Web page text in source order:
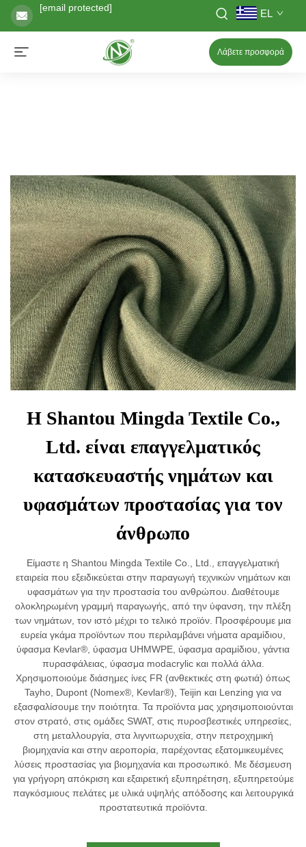
[email protected] EL
Λάβετε προσφορά
Η Shantou Mingda Textile Co.,
Ltd. είναι επαγγελματικός
κατασκευαστής νημάτων και
υφασμάτων προστασίας για τον
άνθρωπο
Είμαστε η Shantou Mingda Textile Co., Ltd., επαγγελματική
εταιρεία που εξειδικεύεται στην παραγωγή τεχνικών νημάτων και
υφασμάτων για την προστασία του ανθρώπου. Διαθέτουμε
ολοκληρωμένη γραμμή παραγωγής, από την ύφανση, την πλέξη
των νημάτων, τον ιστό μέχρι το τελικό προϊόν. Προσφέρουμε μια
ευρεία γκάμα προϊόντων που περιλαμβάνει νήματα αραμίδιου,
ύφασμα Kevlar®, ύφασμα UHMWPE, ύφασμα αραμίδιου, γάντια
πυρασφάλειας, ύφασμα modacrylic και πολλά άλλα.
Χρησιμοποιούμε διάσημες ίνες FR (ανθεκτικές στη φωτιά) όπως
Tayho, Dupont (Nomex®, Kevlar®), Teijin και Lenzing για να
εξασφαλίσουμε την ποιότητα. Τα προϊόντα μας χρησιμοποιούνται
στον στρατό, στις ομάδες SWAT, στις πυροσβεστικές υπηρεσίες,
στη μεταλλουργία, στα λιγνιτωρυχεία, στην πετροχημική
βιομηχανία και στην αεροπορία, παρέχοντας εξατομικευμένες
λύσεις προστασίας για βιομηχανία και προσωπικό. Με δέσμευση
για γρήγορη απόκριση και εξαιρετική εξυπηρέτηση, εξυπηρετούμε
παγκόσμιους πελάτες με υλικά υψηλής απόδοσης και λειτουργικά
προστατευτικά προϊόντα.